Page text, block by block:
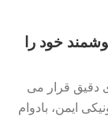
خود را
دقیق قرار می
ایمن، بادوام